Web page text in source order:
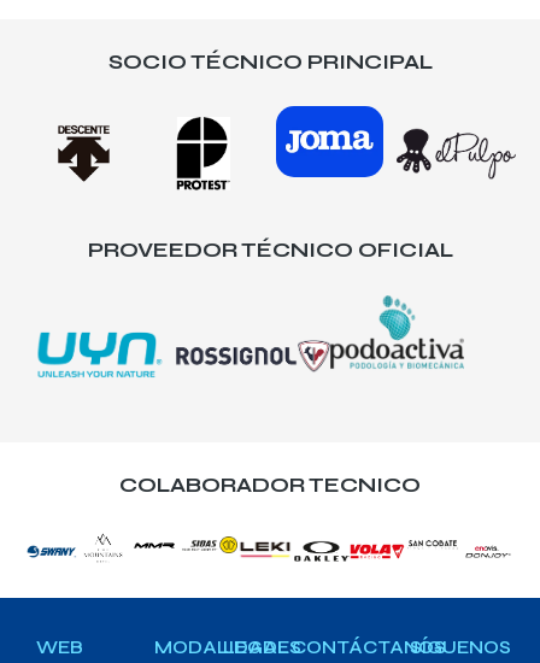
SOCIO TÉCNICO PRINCIPAL
PROVEEDOR TÉCNICO OFICIAL
COLABORADOR TECNICO
WEB MODALIDADES
LEGALCONTÁCTANOSSÍGUENOS